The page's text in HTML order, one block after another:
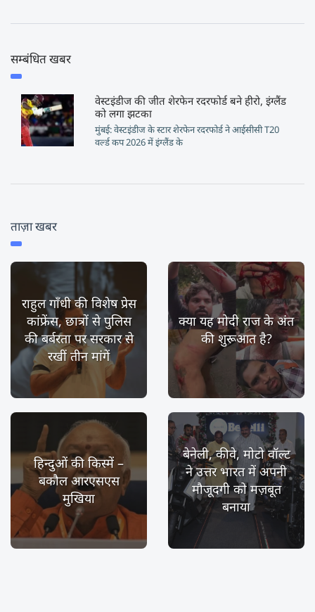
सम्बंधित खबर
वेस्टइंडीज की जीत शेरफेन रदरफोर्ड बने हीरो, इंग्लैंड
को लगा झटका
मुंबई: वेस्टइंडीज के स्टार शेरफेन रदरफोर्ड ने आईसीसी T20
वर्ल्ड कप 2026 में इंग्लैंड के
ताज़ा खबर
राहुल गाँधी की विशेष प्रेस
कांफ्रेंस, छात्रों से पुलिस
की बर्बरता पर सरकार से
रखीं तीन मांगें
क्या यह मोदी राज के अंत
की शुरूआत है?
हिन्दुओं की किस्में –
बकौल आरएसएस
मुखिया
बेनेली, कीवे, मोटो वॉल्ट
ने उत्तर भारत में अपनी
मौजूदगी को मज़बूत
बनाया